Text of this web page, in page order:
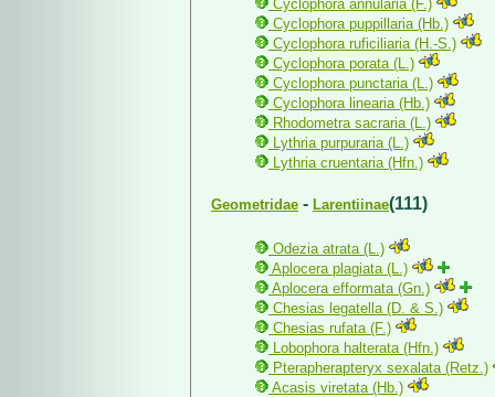
Cyclophora annularia (F.)
Cyclophora puppillaria (Hb.)
Cyclophora ruficiliaria (H.-S.)
Cyclophora porata (L.)
Cyclophora punctaria (L.)
Cyclophora linearia (Hb.)
Rhodometra sacraria (L.)
Lythria purpuraria (L.)
Lythria cruentaria (Hfn.)
Geometridae - Larentiinae(111)
Odezia atrata (L.)
Aplocera plagiata (L.)
Aplocera efformata (Gn.)
Chesias legatella (D. & S.)
Chesias rufata (F.)
Lobophora halterata (Hfn.)
Pterapherapteryx sexalata (Retz.)
Acasis viretata (Hb.)